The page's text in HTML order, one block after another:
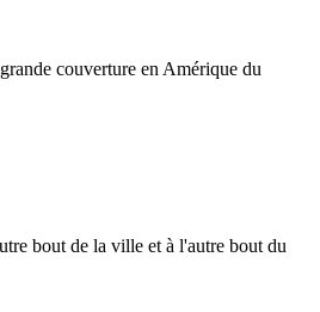
couverture en Amérique du
bout de la ville et à l'autre bout du